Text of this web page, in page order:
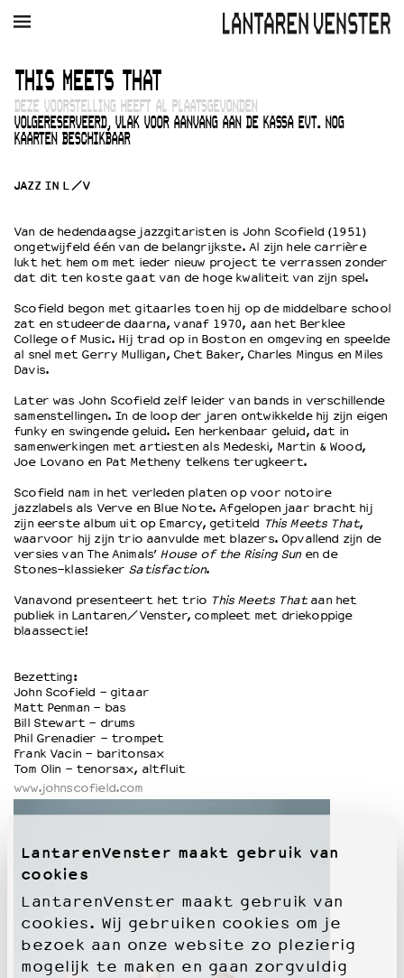
LantarenVenster maakt gebruik van
cookies
LantarenVenster maakt gebruik van
cookies. Wij gebruiken cookies om je
bezoek aan onze website zo plezierig
mogelijk te maken en gaan zorgvuldig
AGENDA FILM MUZIEK
Winkelmandje
Zoek
Openingstijden & contact
Kaartverkoop
Schoolvoorstellingen
Filmprogramma’s Primair Onderwijs
Filmprogramma’s VO/MBO
OVER LANTARENVENSTER
Werken bij
Wie is wie
Word vriend
Historie
Huisregels
Privacyverklaring
Culturele boycot Israël
Ruimte voor artistieke vrijheid – VNPF
THIS MEETS THAT
DEZE VOORSTELLING HEEFT AL PLAATSGEVONDEN
VOLGERESERVEERD, VLAK VOOR AANVANG AAN DE KASSA EVT. NOG
KAARTEN BESCHIKBAAR
JAZZ IN L/V
Van de hedendaagse jazzgitaristen is John Scofield (1951)
ongetwijfeld één van de belangrijkste. Al zijn hele carrière
lukt het hem om met ieder nieuw project te verrassen zonder
dat dit ten koste gaat van de hoge kwaliteit van zijn spel.
Scofield begon met gitaarles toen hij op de middelbare school
zat en studeerde daarna, vanaf 1970, aan het Berklee
College of Music. Hij trad op in Boston en omgeving en speelde
al snel met Gerry Mulligan, Chet Baker, Charles Mingus en Miles
Davis.
Later was John Scofield zelf leider van bands in verschillende
samenstellingen. In de loop der jaren ontwikkelde hij zijn eigen
funky en swingende geluid. Een herkenbaar geluid, dat in
samenwerkingen met artiesten als Medeski, Martin & Wood,
Joe Lovano en Pat Metheny telkens terugkeert.
Scofield nam in het verleden platen op voor notoire
jazzlabels als Verve en Blue Note. Afgelopen jaar bracht hij
zijn eerste album uit op Emarcy, getiteld This Meets That,
waarvoor hij zijn trio aanvulde met blazers. Opvallend zijn de
versies van The Animals’ House of the Rising Sunen de
Stones-klassieker Satisfaction.
Vanavond presenteert het trio This Meets Thataan het
publiek in Lantaren/Venster, compleet met driekoppige
blaassectie!
Bezetting:
John Scofield - gitaar
Matt Penman - bas
Bill Stewart - drums
Phil Grenadier - trompet
Frank Vacin - baritonsax
Tom Olin - tenorsax, altfluit
www.johnscofield.com